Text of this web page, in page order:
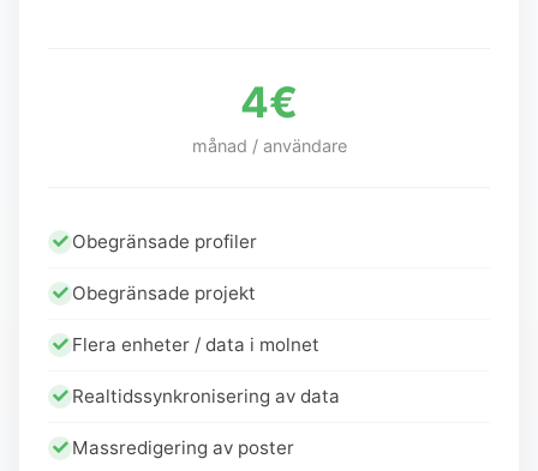
4€
månad / användare
Obegränsade profiler
Obegränsade projekt
Flera enheter / data i molnet
Realtidssynkronisering av data
Massredigering av poster